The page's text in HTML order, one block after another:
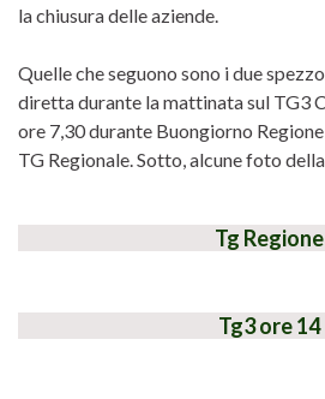
la chiusura delle aziende.
Quelle che seguono sono i due
diretta durante la mattinata sul TG3
ore 7,30 durante Buongiorno
TG Regionale. Sotto, alcune foto
Tg Regione
Tg3 ore 14